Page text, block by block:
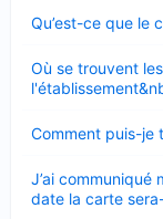
Qu’est-ce que le
fermé
Où se trouvent
fermé
Comment puis-je
fermé
J’ai communiqué
date la carte
fermé